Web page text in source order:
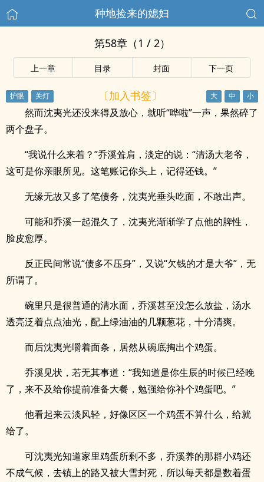
种地捡来的媳妇
第58章（1 / 2）
上一章 目录 封面 下一页
〔加入书签〕
然而沈夷光还没来得及放心，就听“哗啦”一声，果然碎了
两个盘子。
“我说什么来着？”乔溪耸肩，淡定的说：“清汤大老爷，
这可是你亲眼所见。这笔账记你头上，记得还钱。”
无缘无故又多了笔债务，沈夷光垂头吃面，不敢出声。
可能和乔溪一起混久了，沈夷光渐渐学了点他的脾性，
脸皮愈厚。
反正民间常说“债多不压身”，又说“欠钱的才是大爷”，无
所谓了。
碗里只是很普通的清水面，乔溪甚至没怎么放盐，汤水
透亮泛着点点油光，配上绿油油的几颗葱花，十分清爽。
而后沈夷光嚼着面条，居然从碗底掏出个鸡蛋。
乔溪见状，若无其事道：“我知道是你生辰的时候已经晚
了，来不及给你提前准备大餐，勉强给你补个鸡蛋吧。”
他看起来云淡风轻，好像区区一个鸡蛋不算什么，给就
给了。
可沈夷光知道家里鸡蛋所剩不多，乔溪养的那群小鸡还
不成气候，去镇上的路又被大雪封死，所以每天都是数着蛋